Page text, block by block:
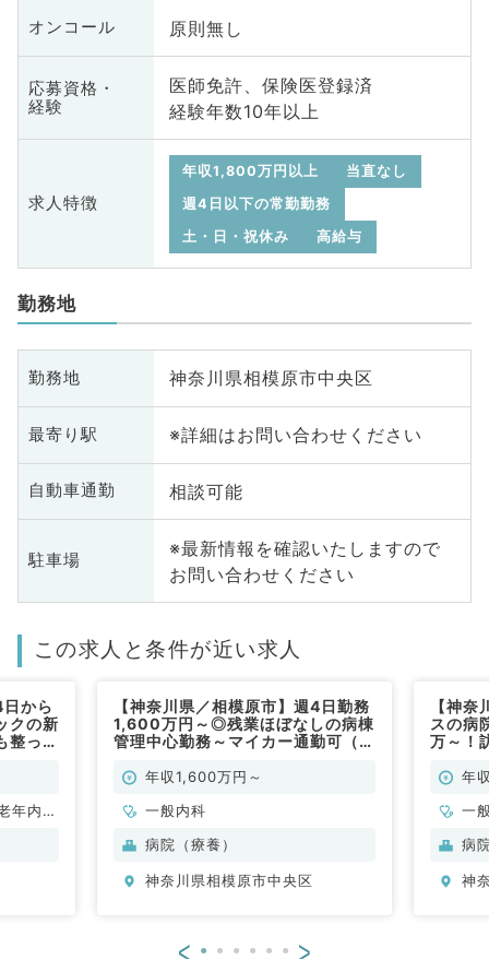
オンコール 原則無し
応募資格・
経験
医師免許、保険医登録済
経験年数10年以上
求人特徴
年収1,800万円以上
当直なし
週4日以下の常勤勤務
土・日・祝休み
高給与
勤務地
勤務地 神奈川県相模原市中央区
最寄り駅 ※詳細はお問い合わせください
自動車通勤 相談可能
駐車場
※最新情報を確認いたしますので
お問い合わせください
この求人と条件が近い求人
から
クの新
整って
年内
【神奈川県／相模原市】週4日勤務
1,600万円～◎残業ほぼなしの病棟
管理中心勤務～マイカー通勤可（一
年収1,600万円～
一般内科
病院（療養）
神奈川県相模原市中央区
【神
スの病
万～！
年
一
病
神
< >